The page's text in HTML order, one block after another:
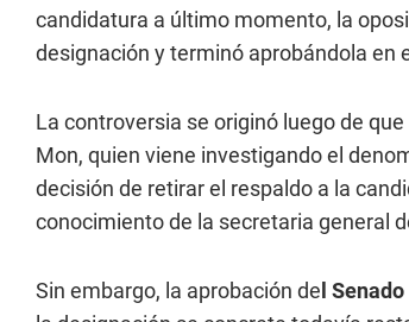
candidatura a último momento, la
designación y terminó aprobándola en
La controversia se originó luego de
Mon, quien viene investigando el
decisión de retirar el respaldo a la
conocimiento de la secretaria general
Sin embargo, la aprobación de l Senado